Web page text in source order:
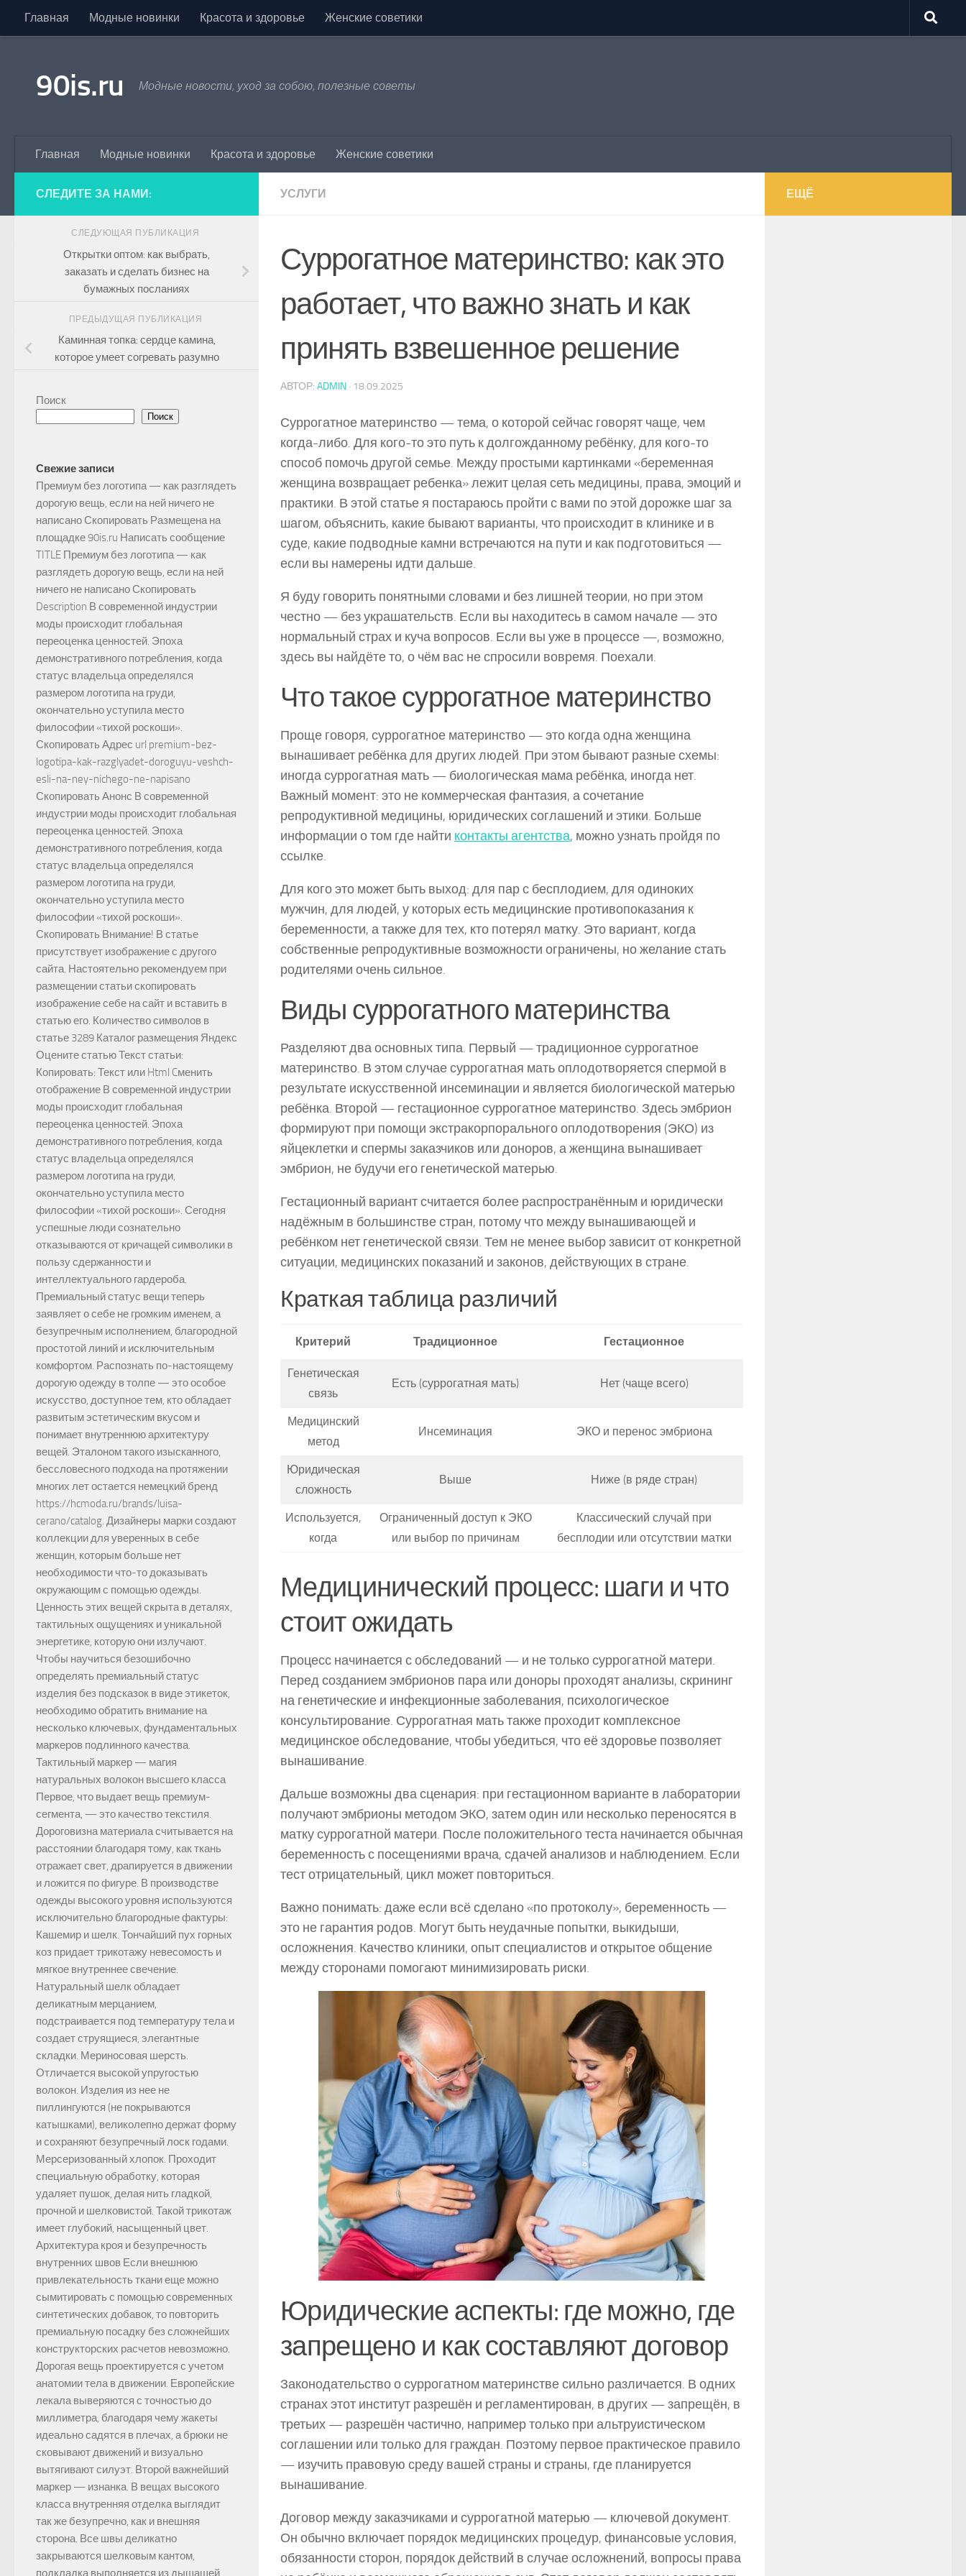
Skip to content
Главная Модные новинки Красота и здоровье Женские советики
90is.ru Модные новости, уход за собою, полезные советы
Главная Модные новинки Красота и здоровье Женские советики
УСЛУГИ
Суррогатное материнство: как это
работает, что важно знать и как
принять взвешенное решение
АВТОР: ADMIN · 18.09.2025
Суррогатное материнство — тема, о которой сейчас говорят чаще, чем
когда-либо. Для кого-то это путь к долгожданному ребёнку, для кого-то
способ помочь другой семье. Между простыми картинками «беременная
женщина возвращает ребенка» лежит целая сеть медицины, права, эмоций и
практики. В этой статье я постараюсь пройти с вами по этой дорожке шаг за
шагом, объяснить, какие бывают варианты, что происходит в клинике и в
суде, какие подводные камни встречаются на пути и как подготовиться —
если вы намерены идти дальше.
Я буду говорить понятными словами и без лишней теории, но при этом
честно — без украшательств. Если вы находитесь в самом начале — это
нормальный страх и куча вопросов. Если вы уже в процессе —, возможно,
здесь вы найдёте то, о чём вас не спросили вовремя. Поехали.
Что такое суррогатное материнство
Проще говоря, суррогатное материнство — это когда одна женщина
вынашивает ребёнка для других людей. При этом бывают разные схемы:
иногда суррогатная мать — биологическая мама ребёнка, иногда нет.
Важный момент: это не коммерческая фантазия, а сочетание
репродуктивной медицины, юридических соглашений и этики. Больше
информации о том где найти контакты агентства, можно узнать пройдя по
ссылке.
Для кого это может быть выход: для пар с бесплодием, для одиноких
мужчин, для людей, у которых есть медицинские противопоказания к
беременности, а также для тех, кто потерял матку. Это вариант, когда
собственные репродуктивные возможности ограничены, но желание стать
родителями очень сильное.
Виды суррогатного материнства
Разделяют два основных типа. Первый — традиционное суррогатное
материнство. В этом случае суррогатная мать оплодотворяется спермой в
результате искусственной инсеминации и является биологической матерью
ребёнка. Второй — гестационное суррогатное материнство. Здесь эмбрион
формируют при помощи экстракорпорального оплодотворения (ЭКО) из
яйцеклетки и спермы заказчиков или доноров, а женщина вынашивает
эмбрион, не будучи его генетической матерью.
Гестационный вариант считается более распространённым и юридически
надёжным в большинстве стран, потому что между вынашивающей и
ребёнком нет генетической связи. Тем не менее выбор зависит от конкретной
ситуации, медицинских показаний и законов, действующих в стране.
Краткая таблица различий
Критерий Традиционное Гестационное
Генетическая
связь
Есть (суррогатная мать) Нет (чаще всего)
Медицинский
метод
Инсеминация ЭКО и перенос эмбриона
Юридическая
сложность
Выше Ниже (в ряде стран)
Используется,
когда
Ограниченный доступ к ЭКО
или выбор по причинам
Классический случай при
бесплодии или отсутствии матки
Медицинический процесс: шаги и что
стоит ожидать
Процесс начинается с обследований — и не только суррогатной матери.
Перед созданием эмбрионов пара или доноры проходят анализы, скрининг
на генетические и инфекционные заболевания, психологическое
консультирование. Суррогатная мать также проходит комплексное
медицинское обследование, чтобы убедиться, что её здоровье позволяет
вынашивание.
Дальше возможны два сценария: при гестационном варианте в лаборатории
получают эмбрионы методом ЭКО, затем один или несколько переносятся в
матку суррогатной матери. После положительного теста начинается обычная
беременность с посещениями врача, сдачей анализов и наблюдением. Если
тест отрицательный, цикл может повториться.
Важно понимать: даже если всё сделано «по протоколу», беременность —
это не гарантия родов. Могут быть неудачные попытки, выкидыши,
осложнения. Качество клиники, опыт специалистов и открытое общение
между сторонами помогают минимизировать риски.
Юридические аспекты: где можно, где
запрещено и как составляют договор
Законодательство о суррогатном материнстве сильно различается. В одних
странах этот институт разрешён и регламентирован, в других — запрещён, в
третьих — разрешён частично, например только при альтруистическом
соглашении или только для граждан. Поэтому первое практическое правило
— изучить правовую среду вашей страны и страны, где планируется
вынашивание.
Договор между заказчиками и суррогатной матерью — ключевой документ.
Он обычно включает порядок медицинских процедур, финансовые условия,
обязанности сторон, порядок действий в случае осложнений, вопросы права
СЛЕДИТЕ ЗА НАМИ:
СЛЕДУЮЩАЯ ПУБЛИКАЦИЯ
Открытки оптом: как выбрать,
заказать и сделать бизнес на
бумажных посланиях
ПРЕДЫДУЩАЯ ПУБЛИКАЦИЯ
Каминная топка: сердце камина,
которое умеет согревать разумно
Поиск
Поиск
Свежие записи
Премиум без логотипа — как разглядеть
дорогую вещь, если на ней ничего не
написано Скопировать Размещена на
площадке 90is.ru Написать сообщение
TITLE Премиум без логотипа — как
разглядеть дорогую вещь, если на ней
ничего не написано Скопировать
Description В современной индустрии
моды происходит глобальная
переоценка ценностей. Эпоха
демонстративного потребления, когда
статус владельца определялся
размером логотипа на груди,
окончательно уступила место
философии «тихой роскоши».
Скопировать Адрес url premium-bez-
logotipa-kak-razglyadet-doroguyu-veshch-
esli-na-ney-nichego-ne-napisano
Скопировать Анонс В современной
индустрии моды происходит глобальная
переоценка ценностей. Эпоха
демонстративного потребления, когда
статус владельца определялся
размером логотипа на груди,
окончательно уступила место
философии «тихой роскоши».
Скопировать Внимание! В статье
присутствует изображение с другого
сайта. Настоятельно рекомендуем при
размещении статьи скопировать
изображение себе на сайт и вставить в
статью его. Количество символов в
статье 3289 Каталог размещения Яндекс
Оцените статью Текст статьи:
Копировать: Текст или Html Cменить
отображение В современной индустрии
моды происходит глобальная
переоценка ценностей. Эпоха
демонстративного потребления, когда
статус владельца определялся
размером логотипа на груди,
окончательно уступила место
философии «тихой роскоши». Сегодня
успешные люди сознательно
отказываются от кричащей символики в
пользу сдержанности и
интеллектуального гардероба.
Премиальный статус вещи теперь
заявляет о себе не громким именем, а
безупречным исполнением, благородной
простотой линий и исключительным
комфортом. Распознать по-настоящему
дорогую одежду в толпе — это особое
искусство, доступное тем, кто обладает
развитым эстетическим вкусом и
понимает внутреннюю архитектуру
вещей. Эталоном такого изысканного,
бессловесного подхода на протяжении
многих лет остается немецкий бренд
https://hcmoda.ru/brands/luisa-
cerano/catalog. Дизайнеры марки создают
коллекции для уверенных в себе
женщин, которым больше нет
необходимости что-то доказывать
окружающим с помощью одежды.
Ценность этих вещей скрыта в деталях,
тактильных ощущениях и уникальной
энергетике, которую они излучают.
Чтобы научиться безошибочно
определять премиальный статус
изделия без подсказок в виде этикеток,
необходимо обратить внимание на
несколько ключевых, фундаментальных
маркеров подлинного качества.
Тактильный маркер — магия
натуральных волокон высшего класса
Первое, что выдает вещь премиум-
сегмента, — это качество текстиля.
Дороговизна материала считывается на
расстоянии благодаря тому, как ткань
отражает свет, драпируется в движении
и ложится по фигуре. В производстве
одежды высокого уровня используются
исключительно благородные фактуры:
Кашемир и шелк. Тончайший пух горных
коз придает трикотажу невесомость и
мягкое внутреннее свечение.
Натуральный шелк обладает
деликатным мерцанием,
подстраивается под температуру тела и
создает струящиеся, элегантные
складки. Мериносовая шерсть.
Отличается высокой упругостью
волокон. Изделия из нее не
пиллингуются (не покрываются
катышками), великолепно держат форму
и сохраняют безупречный лоск годами.
Мерсеризованный хлопок. Проходит
специальную обработку, которая
удаляет пушок, делая нить гладкой,
прочной и шелковистой. Такой трикотаж
имеет глубокий, насыщенный цвет.
Архитектура кроя и безупречность
внутренних швов Если внешнюю
привлекательность ткани еще можно
сымитировать с помощью современных
синтетических добавок, то повторить
премиальную посадку без сложнейших
конструкторских расчетов невозможно.
Дорогая вещь проектируется с учетом
анатомии тела в движении. Европейские
лекала выверяются с точностью до
миллиметра, благодаря чему жакеты
идеально садятся в плечах, а брюки не
сковывают движений и визуально
вытягивают силуэт. Второй важнейший
маркер — изнанка. В вещах высокого
класса внутренняя отделка выглядит
так же безупречно, как и внешняя
сторона. Все швы деликатно
закрываются шелковым кантом,
подкладка выполняется из дышащей
ЕЩЁ